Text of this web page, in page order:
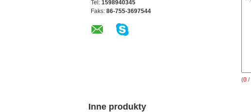
Tel: 1598940345
Faks: 86-755-3697544
(0 /
Inne produkty